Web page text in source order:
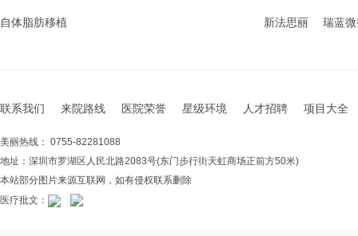
自体脂肪移植 新法思丽 瑞蓝
联系我们 来院路线 医院荣誉 星级环境 人才招聘 项目大全
美丽热线： 0755-82281088
地址：深圳市罗湖区人民北路2083号(东门步行街天虹商场正前方50米)
本站部分图片来源互联网，如有侵权联系删除
医疗批文：